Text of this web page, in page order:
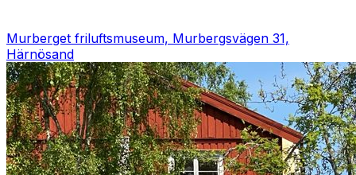
Murberget friluftsmuseum, Murbergsvägen 31,
Härnösand